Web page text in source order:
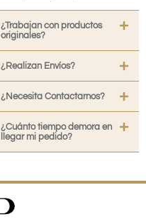
¿Trabajan con productos
originales?
¿Realizan Envíos?
¿Necesita Contactarnos?
¿Cuánto tiempo demora en
llegar mi pedido?